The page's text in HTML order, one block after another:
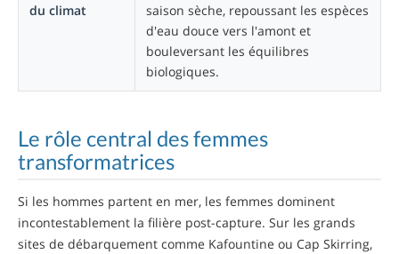
du climat
saison sèche, repoussant les espèces
d'eau douce vers l'amont et
bouleversant les équilibres
biologiques.
Le rôle central des femmes
transformatrices
Si les hommes partent en mer, les femmes dominent
incontestablement la filière post-capture. Sur les grands
sites de débarquement comme Kafountine ou Cap Skirring,